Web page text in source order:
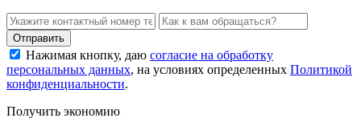
Нажимая кнопку, даю согласие на обработку
персональных данных, на условиях определенных Политикой
конфиденциальности.
Получить экономию